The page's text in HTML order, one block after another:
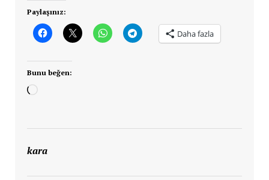
Paylaşınız:
Daha fazla
Bunu beğen:
Yükleniyor...
kara